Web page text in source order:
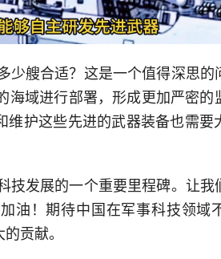
少艘合适？这是一个值得深思的
海域进行部署，形成更加严密的
护这些先进的武器装备也需要
技发展的一个重要里程碑。让我
油！期待中国在军事科技领域
贡献。